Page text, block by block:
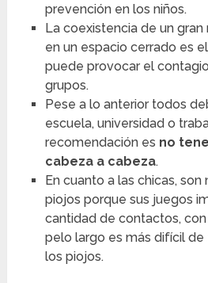
prevención en los niños.
La coexistencia de un
en un espacio cerrado es
puede provocar el
grupos.
Pese a lo anterior todos
escuela, universidad o
recomendación es no
cabeza a cabeza.
En cuanto a las chicas,
piojos porque sus juegos
cantidad de contactos,
pelo largo es más difícil de
los piojos.